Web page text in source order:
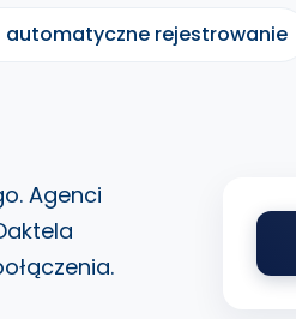
automatyczne rejestrowanie
Agenci